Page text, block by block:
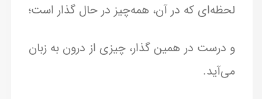
لحظه‌ای که در آن، همه‌چیز در حال گذار است؛
و درست در همین گذار، چیزی از درون به زبان
می‌آید.